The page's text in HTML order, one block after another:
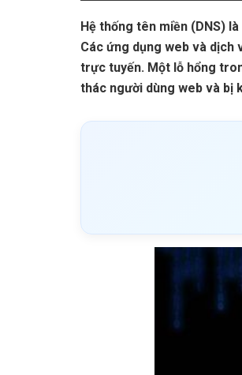
Hệ thống tên miền (DNS)
Các ứng dụng web và dịch
trực tuyến. Một lỗ hổng
thác người dùng web và bị